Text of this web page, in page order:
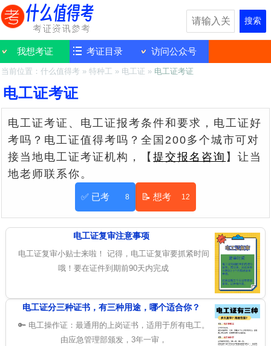
搜索
我想考证 考证目录 访问公众号
当前位置：什么值得考 »特种工 » 电工证 » 电工证考证
电工证考证
电工证考证、电工证报考条件和要求，电工证好
考吗？电工证值得考吗？全国200多个城市可对
接当地电工证考证机构，【提交报名咨询 】让当
地老师联系你。
8
✅ 已考 12
📝 想考
电工证复审注意事项
电工证复审小贴士来啦！ 记得，电工证复审要抓紧时间
哦！要在证件到期前90天内完成
电工证分三种证书，有三种用途，哪个适合你？
🔑 电工操作证：最通用的上岗证书，适用于所有电工。
由应急管理部颁发，3年一审，